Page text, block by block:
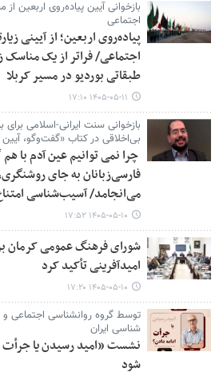
بازخوانی آیین پیاده‌روی اربعین
اجتماعی
پیاده‌روی اربعین؛ از آیینی
اجتماعی/ فراتر از یک
طبقاتی بوردیو در مسیر کربلا
۱۴۰۵-۰۵-۱۱ ۱۷:۱۰
بازخوانی سنت ایرانی-اسلامی
بی‌اخلاقی در کتاب «گفت‌وگو،
چرا نمی توانیم عین آدم
فارسی‌زبانان به جای
می‌انجامد/ آسیب‌شناسی
۱۴۰۵-۰۵-۱۰ ۱۷:۵۲
شورای فرهنگ عمومی کرمان
امیدآفرینی تأکید کرد
۱۴۰۵-۰۵-۱۰ ۱۷:۲۰
توسط گروه روانشناسی اجتماعی
شناسی ایران
نشست «امید رسیدن یا جرأت
شود